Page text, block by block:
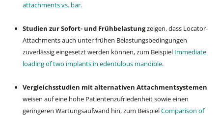
attachments vs. bar.
Studien zur Sofort- und Frühbelastungzeigen, dass Locator-
Attachments auch unter frühen Belastungsbedingungen
zuverlässig eingesetzt werden können, zum Beispiel Immediate
loading of two implants in edentulous mandible.
Vergleichsstudien mit alternativen Attachmentsystemen
weisen auf eine hohe Patientenzufriedenheit sowie einen
geringeren Wartungsaufwand hin, zum BeispielComparison of